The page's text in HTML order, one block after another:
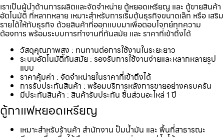
เราเป็นผู้นำด้านการผลิตและจัดจำหน่าย ตู้หยอดเหรียญ และ ตู้ขายสินค้า
อัตโนมัติ ที่หลากหลาย เหมาะสำหรับการเริ่มต้นธุรกิจขนาดเล็ก หรือ เสริม
รายได้ให้กับธุรกิจ ด้วยสินค้าที่ออกแบบมาเพื่อตอบโจทย์ทุกความ
ต้องการ พร้อมระบบการทำงานที่ทันสมัย และ ราคาที่เข้าถึงได้
วัสดุคุณภาพสูง : ทนทานต่อการใช้งานในระยะยาว
ระบบอัตโนมัติทันสมัย : รองรับการใช้งานง่ายและหลากหลายรูป
แบบ
ราคาคุ้มค่า : จัดจำหน่ายในราคาที่เข้าถึงได้
การรับประกันสินค้า : พร้อมบริการหลังการขายอย่างครบครัน
มีประกันสินค้า : สินค้ารับประกัน ชิ้นส่วนอะไหล่ 1 ปี
ตู้กาแฟหยอดเหรียญ
เหมาะสำหรับร้านค้า สำนักงาน ปั้มน้ำมัน และ พื้นที่สาธารณะ